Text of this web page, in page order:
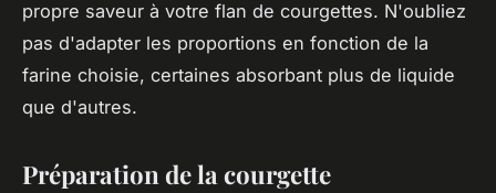
propre saveur à votre flan de courgettes. N'oubliez
pas d'adapter les proportions en fonction de la
farine choisie, certaines absorbant plus de liquide
que d'autres.
Préparation de la courgette